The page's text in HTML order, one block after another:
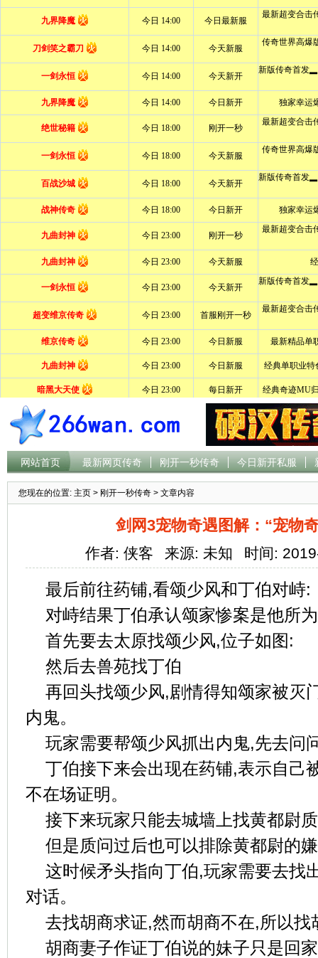
网站首页 最新网页传奇 刚开一秒传奇 今日新开私服
您现在的位置: 主页 > 刚开一秒传奇 > 文章内容
剑网3宠物奇遇图解：“宠物
作者: 侠客 来源: 未知 时间:
最后前往药铺,看颂少风和丁伯对峙:
对峙结果丁伯承认颂家惨案是他所
首先要去太原找颂少风,位子如图:
然后去兽苑找丁伯
再回头找颂少风,剧情得知颂家被灭
内鬼。
玩家需要帮颂少风抓出内鬼,先去问
丁伯接下来会出现在药铺,表示自己
不在场证明。
接下来玩家只能去城墙上找黄都尉
但是质问过后也可以排除黄都尉的
这时候矛头指向丁伯,玩家需要去找
对话。
去找胡商求证,然而胡商不在,所以找
胡商妻子作证丁伯说的妹子只是回